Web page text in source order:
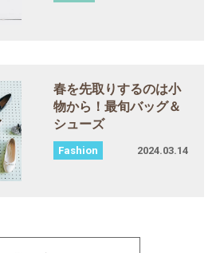
春を先取りするのは小
物から！最旬バッグ＆
シューズ
2024.03.14